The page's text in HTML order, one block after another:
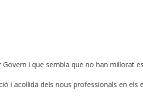
i que sembla que no han millorat
i acollida dels nous professionals en els